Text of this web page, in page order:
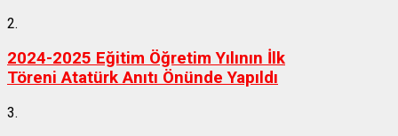
2.
2024-2025 Eğitim Öğretim Yılının İlk
Töreni Atatürk Anıtı Önünde Yapıldı
3.